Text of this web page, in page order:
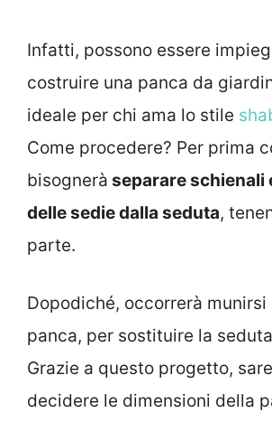
Infatti, possono essere
costruire una panca da
ideale per chi ama lo stile
Come procedere? Per prima
bisognerà separare schienali
delle sedie dalla seduta,
parte.
Dopodiché, occorrerà munirsi
panca, per sostituire la
Grazie a questo progetto,
decidere le dimensioni della